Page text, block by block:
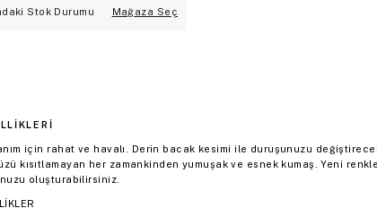
Stok Durumu
Mağaza Seç
için rahat ve havalı. Derin bacak kesimi ile duruşunuzu
kısıtlamayan her zamankinden yumuşak ve esnek kumaş. Yeni
oluşturabilirsiniz.